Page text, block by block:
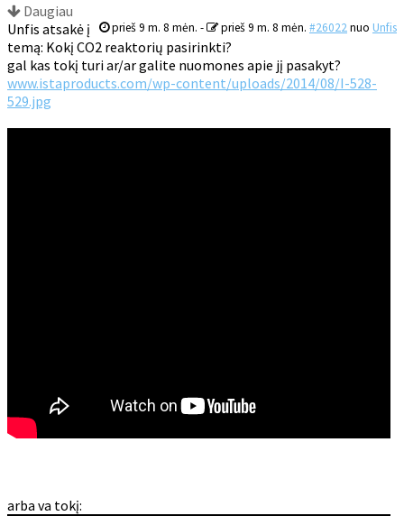
Daugiau
prieš 9 m. 8 mėn. - prieš 9 m. 8 mėn. #26022nuo Unfis
Unfis atsakė į
temą: Kokį CO2 reaktorių pasirinkti?
gal kas tokį turi ar/ar galite nuomones apie jį pasakyt?
www.istaproducts.com/wp-content/uploads/2014/08/I-528-
529.jpg
arba va tokį: